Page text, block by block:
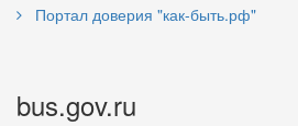
Портал доверия "как-быть.рф"
bus.gov.ru